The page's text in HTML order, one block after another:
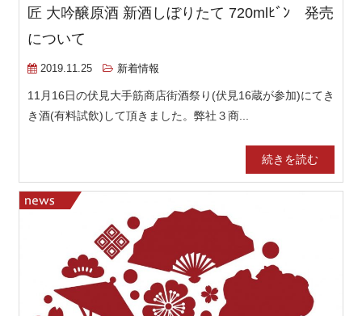
匠 大吟醸原酒 新酒しぼりたて 720mlﾋﾞﾝ 発売
について
2019.11.25 新着情報
11月16日の伏見大手筋商店街酒祭り(伏見16蔵が参加)にてき
き酒(有料試飲)して頂きました。弊社３商...
続きを読む